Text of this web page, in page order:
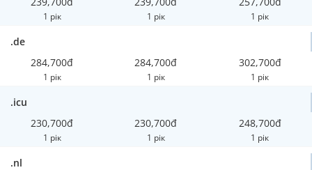
1 рік 1 рік 1 рік
.de
284,700đ
1 рік
284,700đ
1 рік
302,700đ
1 рік
.icu
230,700đ
1 рік
230,700đ
1 рік
248,700đ
1 рік
.nl